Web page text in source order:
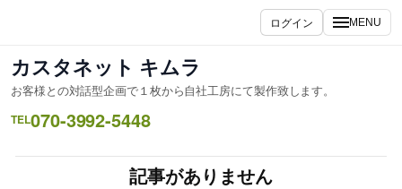
ス
キ
ッ
ログイン MENU
カスタネット キムラ
お客様との対話型企画で１枚から自社工房にて製作致します。
TEL070-3992-5448
記事がありません